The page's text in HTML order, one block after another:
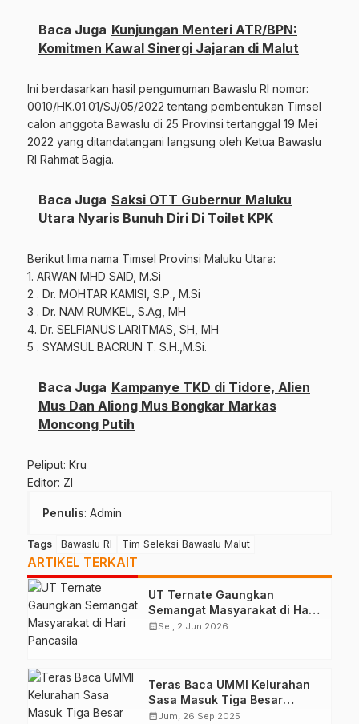
Baca Juga Kunjungan Menteri ATR/BPN:
Komitmen Kawal Sinergi Jajaran di Malut
Ini berdasarkan hasil pengumuman Bawaslu RI nomor:
0010/HK.01.01/SJ/05/2022 tentang pembentukan Timsel
calon anggota Bawaslu di 25 Provinsi tertanggal 19 Mei
2022 yang ditandatangani langsung oleh Ketua Bawaslu
RI Rahmat Bagja.
Baca Juga Saksi OTT Gubernur Maluku
Utara Nyaris Bunuh Diri Di Toilet KPK
Berikut lima nama Timsel Provinsi Maluku Utara:
1. ARWAN MHD SAID, M.Si
2 . Dr. MOHTAR KAMISI, S.P., M.Si
3 . Dr. NAM RUMKEL, S.Ag, MH
4. Dr. SELFIANUS LARITMAS, SH, MH
5 . SYAMSUL BACRUN T. S.H.,M.Si.
Baca Juga Kampanye TKD di Tidore, Alien
Mus Dan Aliong Mus Bongkar Markas
Moncong Putih
Peliput: Kru
Editor: ZI
Penulis: Admin
Tags Bawaslu RI Tim Seleksi Bawaslu Malut
ARTIKEL TERKAIT
UT Ternate Gaungkan
Semangat Masyarakat di Hari
Pancasila
calendar_monthSel, 2 Jun 2026
Teras Baca UMMI Kelurahan
Sasa Masuk Tiga Besar
Nasional, Tim Penilai Lakukan
calendar_monthJum, 26 Sep 2025